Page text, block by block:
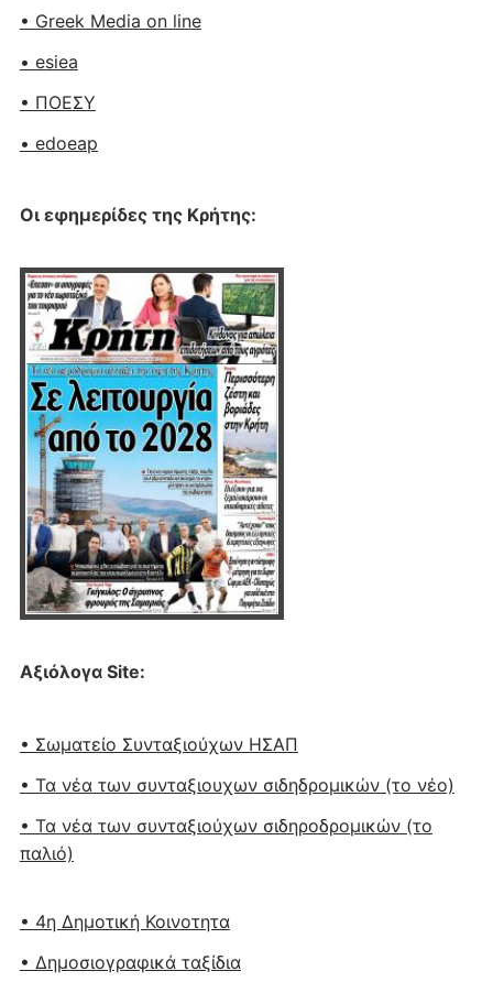
• Greek Media on line
• esiea
• ΠΟΕΣΥ
• edoeap
Οι εφημερίδες της Κρήτης:
Αξιόλογα Site:
• Σωματείο Συνταξιούχων ΗΣΑΠ
• Τα νέα των συνταξιουχων σιδηδρομικών (το νέο)
• Τα νέα των συνταξιούχων σιδηροδρομικών (το
παλιό)
• 4η Δημοτική Κοινοτητα
• Δημοσιογραφικά ταξίδια